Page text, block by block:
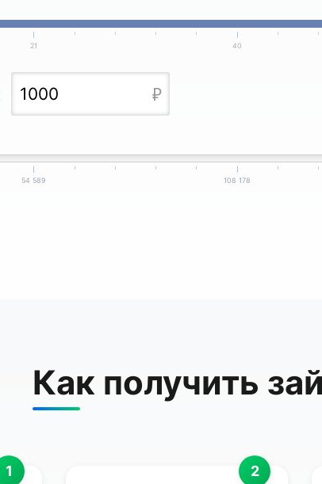
21 40
54 589 108 178
Как получить
1 2